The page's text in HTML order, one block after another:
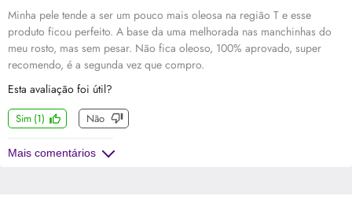
Minha pele tende a ser um pouco mais oleosa na região T e esse
produto ficou perfeito. A base da uma melhorada nas manchinhas do
meu rosto, mas sem pesar. Não fica oleoso, 100% aprovado, super
recomendo, é a segunda vez que compro.
Esta avaliação foi útil?
Sim (1) Não
Mais comentários